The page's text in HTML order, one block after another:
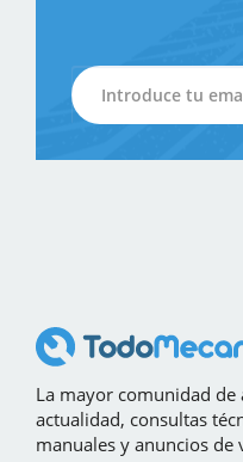
La mayor comunidad
actualidad, consultas
manuales y anuncios de